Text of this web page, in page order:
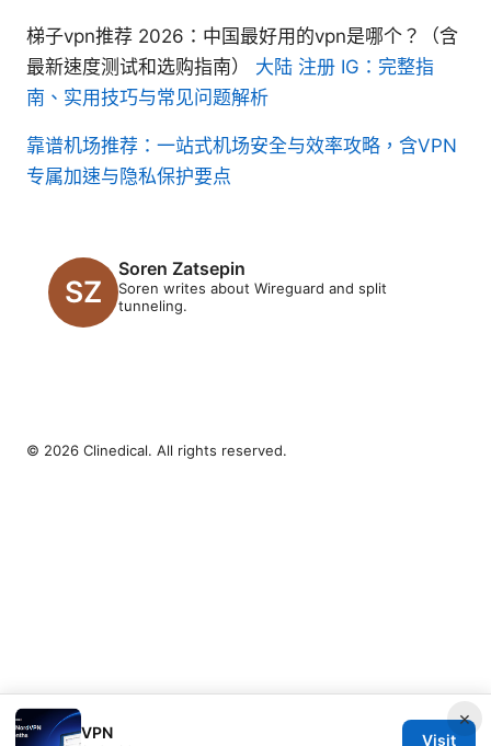
梯子vpn推荐 2026：中国最好用的vpn是哪个？（含
最新速度测试和选购指南） 大陆 注册 IG：完整指
南、实用技巧与常见问题解析
靠谱机场推荐：一站式机场安全与效率攻略，含VPN
专属加速与隐私保护要点
Soren Zatsepin
Soren writes about Wireguard and split
tunneling.
×
VPN Visit
© 2026 Clinedical. All rights reserved.